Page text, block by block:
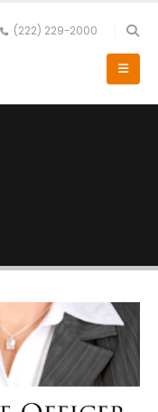
(222) 229-2000